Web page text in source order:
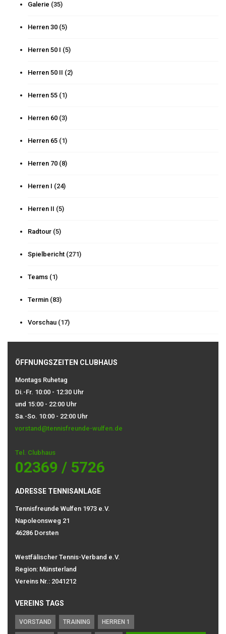
Galerie (35)
Herren 30 (5)
Herren 50 I (5)
Herren 50 II (2)
Herren 55 (1)
Herren 60 (3)
Herren 65 (1)
Herren 70 (8)
Herren I (24)
Herren II (5)
Radtour (5)
Spielbericht (271)
Teams (1)
Termin (83)
Vorschau (17)
ÖFFNUNGSZEITEN CLUBHAUS
Montags Ruhetag
Di.-Fr. 10:00 - 12:30 Uhr
und 15:00 - 22:00 Uhr
Sa.-So. 10:00 - 22:00 Uhr
vorstand@tennisfreunde-wulfen.de
Tel. Clubhaus
02369 / 5726
ADRESSE TENNISANLAGE
Tennisfreunde Wulfen 1973 e.V.
Napoleonsweg 21
46286 Dorsten
Westfälischer Tennis-Verband e.V.
Region: Münsterland
Vereins Nr.: 2041212
VEREINS TAGS
VORSTAND TRAINING HERREN 1